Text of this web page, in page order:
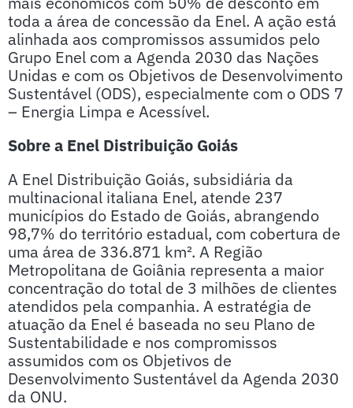
toda a área de concessão da Enel. A ação está
alinhada aos compromissos assumidos pelo
Grupo Enel com a Agenda 2030 das Nações
Unidas e com os Objetivos de Desenvolvimento
Sustentável (ODS), especialmente com o ODS 7
– Energia Limpa e Acessível.
Sobre a Enel Distribuição Goiás
A Enel Distribuição Goiás, subsidiária da
multinacional italiana Enel, atende 237
municípios do Estado de Goiás, abrangendo
98,7% do território estadual, com cobertura de
uma área de 336.871 km². A Região
Metropolitana de Goiânia representa a maior
concentração do total de 3 milhões de clientes
atendidos pela companhia. A estratégia de
atuação da Enel é baseada no seu Plano de
Sustentabilidade e nos compromissos
assumidos com os Objetivos de
Desenvolvimento Sustentável da Agenda 2030
da ONU.